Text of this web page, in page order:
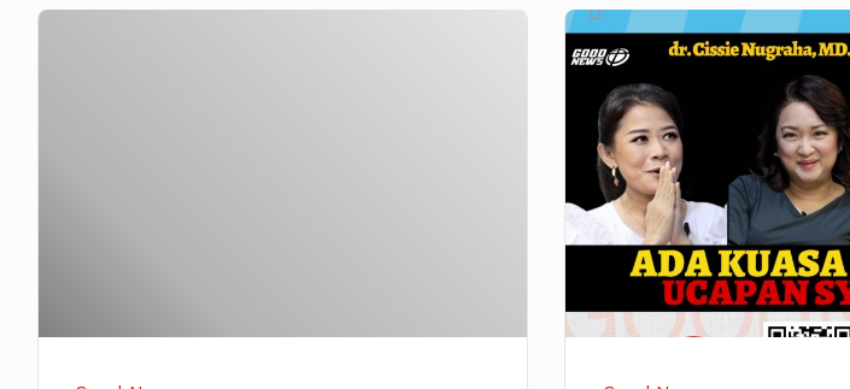
GoodNews
655
ADA
KUASA
DALAM
UCAPAN
SYUKUR